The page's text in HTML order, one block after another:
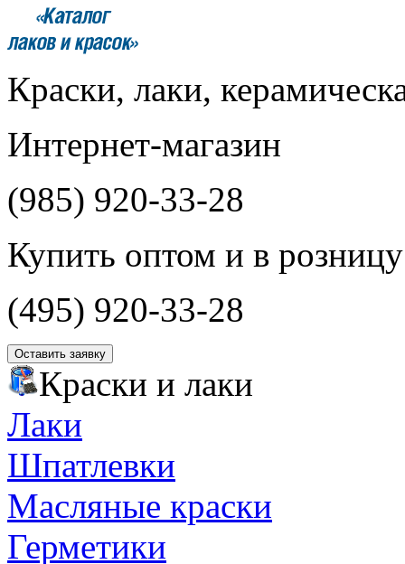
Краски, лаки,
Интернет-магазин
(985) 920-33-28
Купить оптом и в розницу
(495) 920-33-28
Оставить заявку
Краски и лаки
Лаки
Шпатлевки
Масляные краски
Герметики